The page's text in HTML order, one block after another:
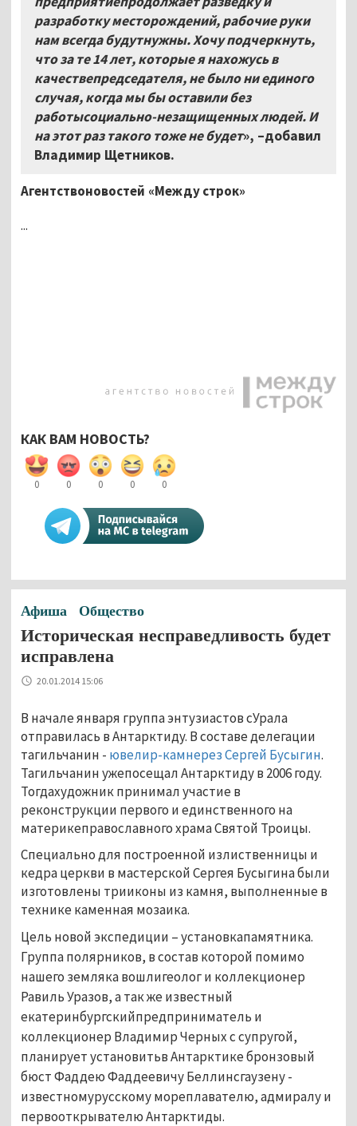
разработку месторождений, рабочие руки
нам всегда будутнужны. Хочу подчеркнуть,
что за те 14 лет, которые я нахожусь в
качествепредседателя, не было ни единого
случая, когда мы бы оставили без
работысоциально-незащищенных людей. И
на этот раз такого тоже не будет», –добавил
Владимир Щетников.
Агентствоновостей «Между строк»
...
КАК ВАМ НОВОСТЬ?
0 0 0 0 0
Афиша Общество
Историческая несправедливость будет
исправлена
20.01.2014 15:06
В начале января группа энтузиастов сУрала
отправилась в Антарктиду. В составе делегации
тагильчанин - ювелир-камнерез Сергей Бусыгин.
Тагильчанин ужепосещал Антарктиду в 2006 году.
Тогдахудожник принимал участие в
реконструкции первого и единственного на
материкеправославного храма Святой Троицы.
Специально для построенной излиственницы и
кедра церкви в мастерской Сергея Бусыгина были
изготовлены трииконы из камня, выполненные в
технике каменная мозаика.
Цель новой экспедиции – установкапамятника.
Группа полярников, в состав которой помимо
нашего земляка вошлигеолог и коллекционер
Равиль Уразов, а так же известный
екатеринбургскийпредприниматель и
коллекционер Владимир Черных с супругой,
планирует установитьв Антарктике бронзовый
бюст Фаддею Фаддеевичу Беллинсгаузену -
известномурусскому мореплавателю, адмиралу и
первооткрывателю Антарктиды.